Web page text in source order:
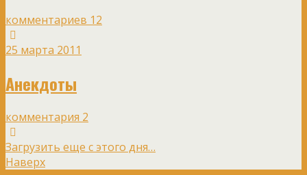
комментариев 12
25 марта 2011
Анекдоты
комментария 2
Загрузить еще с этого дня…
Наверх